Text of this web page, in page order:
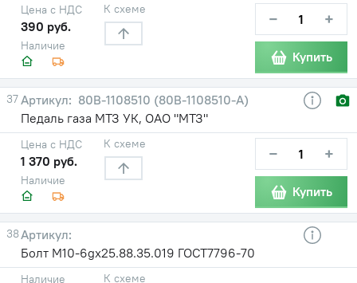
Наличие
Цена с НДС
390 руб.
К схеме − +
Купить
37
80В-1108510 (80В-1108510-А)
Педаль газа МТЗ УК, ОАО "МТЗ"
Наличие
Цена с НДС
1 370 руб.
К схеме − +
Купить
38
Болт М10-6gх25.88.35.019 ГОСТ7796-70
Наличие К схеме